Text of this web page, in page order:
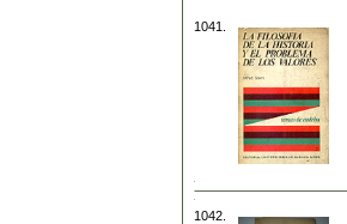
1041.
1042.